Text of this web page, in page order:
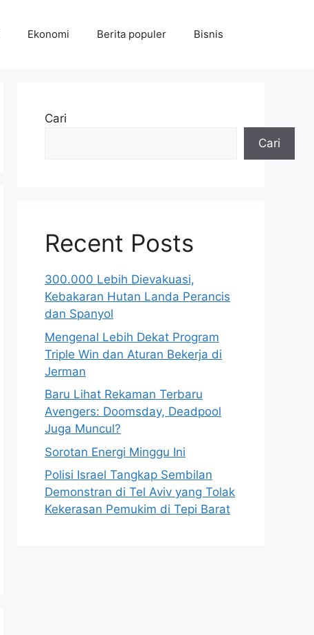
Ekonomi Berita populer Bisnis
Cari
Cari
Recent Posts
300.000 Lebih Dievakuasi,
Kebakaran Hutan Landa Perancis
dan Spanyol
Mengenal Lebih Dekat Program
Triple Win dan Aturan Bekerja di
Jerman
Baru Lihat Rekaman Terbaru
Avengers: Doomsday, Deadpool
Juga Muncul?
Sorotan Energi Minggu Ini
Polisi Israel Tangkap Sembilan
Demonstran di Tel Aviv yang Tolak
Kekerasan Pemukim di Tepi Barat